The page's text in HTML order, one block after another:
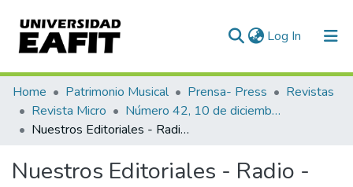
Log In (current)
Communities & Collections
All of DSpace
Home Patrimonio Musical Prensa- Press
Revistas
Revista Micro
Número 42, 10 de diciembre de 1940
Nuestros Editoriales - Radio -
Nuestros Editoriales - Radio -